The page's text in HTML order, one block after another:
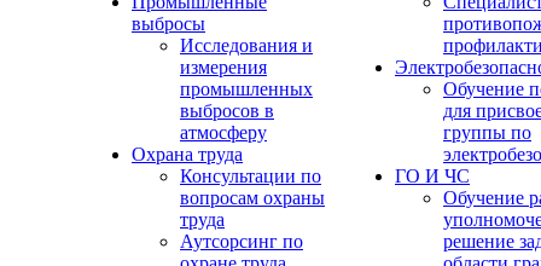
выбросы
Исследования и
измерения
промышленных
выбросов в
атмосферу
Охрана труда
Консультации по
вопросам охраны
труда
Аутсорсинг по
Обучение
для
группы по
ГО И ЧС
Обучение
решение